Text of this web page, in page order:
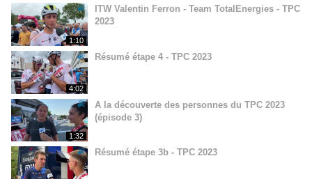
1:10
ITW Valentin Ferron - Team TotalEnergies - TPC
2023
4:02
Résumé étape 4 - TPC 2023
1:32
A la découverte des personnes du TPC 2023
(épisode 3)
Résumé étape 3b - TPC 2023